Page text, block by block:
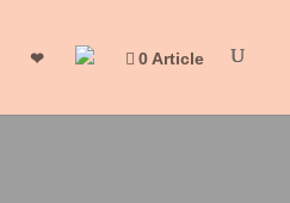
❤ 0 Article